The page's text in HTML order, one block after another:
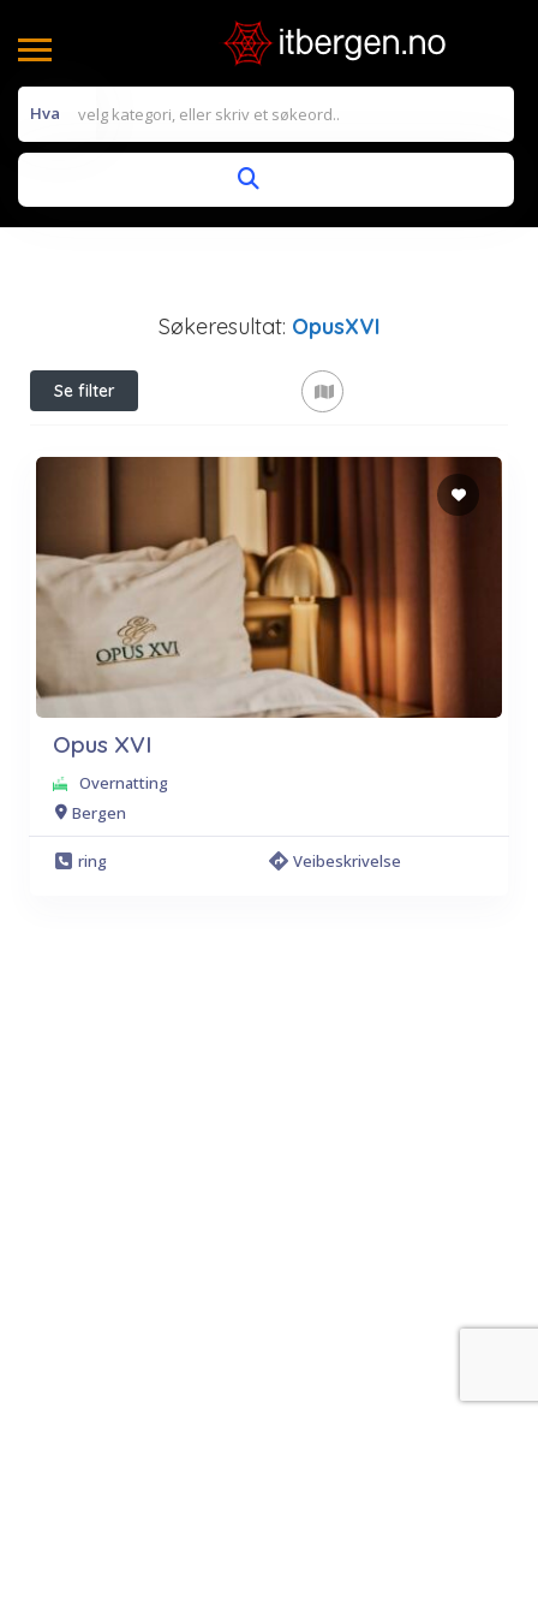
Hva
Søkeresultat: OpusXVI
Se filter
Opus XVI
Overnatting
Bergen
ring Veibeskrivelse